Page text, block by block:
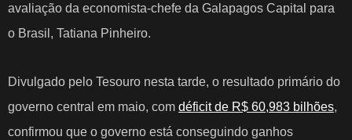
avaliação da economista-chefe da Galapagos Capital para
o Brasil, Tatiana Pinheiro.
Divulgado pelo Tesouro nesta tarde, o resultado primário do
governo central em maio, com déficit de R$ 60,983 bilhões,
confirmou que o governo está conseguindo ganhos